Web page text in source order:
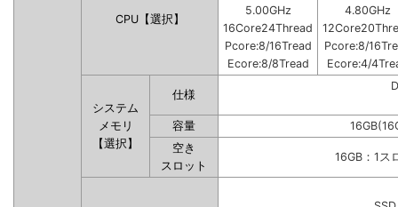
CPU【選択】
5.00GHz
16Core24Thread
Pcore:8/16Tread
Ecore:8/8Tread
4.80GHz
Pcore:8/
Ecore:4/
システム
メモリ
【選択】
仕様
容量
空き
スロット
16GB：1ス